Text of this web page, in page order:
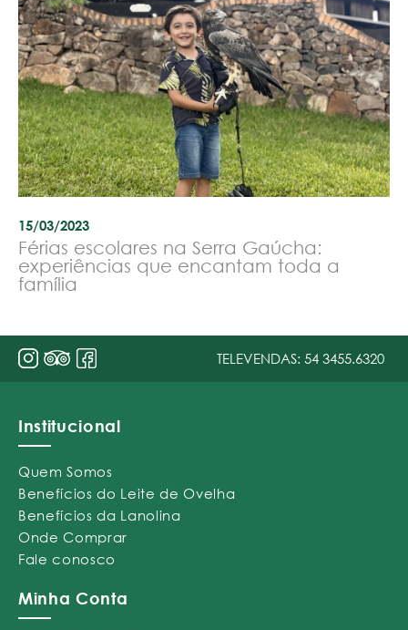
15/03/2023
Férias escolares na Serra Gaúcha:
experiências que encantam toda a
família
TELEVENDAS: 54 3455.6320
Institucional
Quem Somos
Benefícios do Leite de Ovelha
Benefícios da Lanolina
Onde Comprar
Fale conosco
Minha Conta